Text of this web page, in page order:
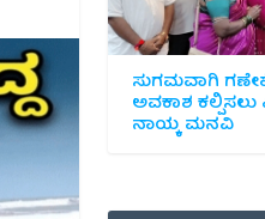
ಸುಗಮವಾಗಿ
ಅವಕಾಶ
ನಾಯ್ಕ ಮನವಿ